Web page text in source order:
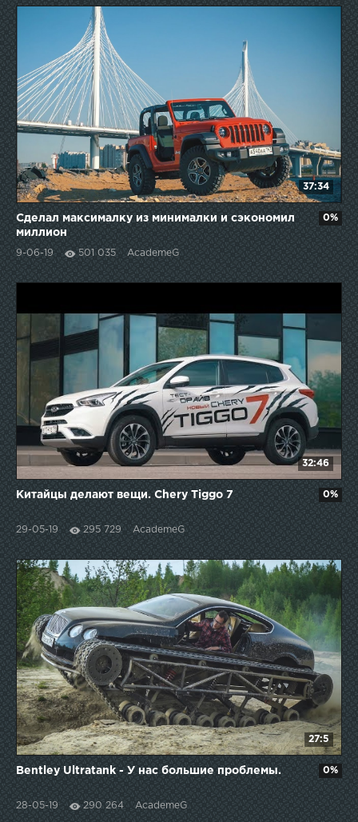
37:34
Сделал максималку из минималки и сэкономил
миллион
9-06-19 501 035 AcademeG
0%
32:46
Китайцы делают вещи. Chery Tiggo 7
29-05-19 295 729 AcademeG
0%
27:5
Bentley Ultratank - У нас большие проблемы.
28-05-19 290 264 AcademeG
0%